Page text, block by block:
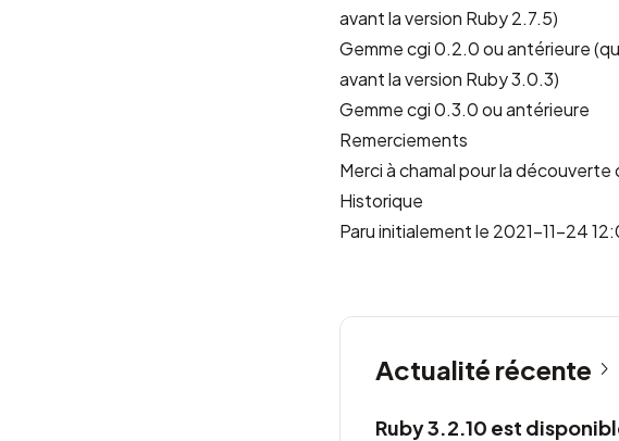
avant la version Ruby 2.7.5)
Gemme cgi 0.2.0 ou antérieure
avant la version Ruby 3.0.3)
Gemme cgi 0.3.0 ou antérieure
Remerciements
Merci àchamalpour la découverte
Historique
Paru initialement le 2021-11-24
Actualité récente
Ruby 3.2.10 est